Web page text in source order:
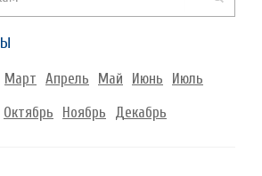
Март Апрель Май Июнь Июль
Октябрь Ноябрь Декабрь